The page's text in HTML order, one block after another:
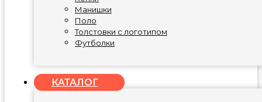
Манишки
Поло
Толстовки с логотипом
Футболки
КАТАЛОГ